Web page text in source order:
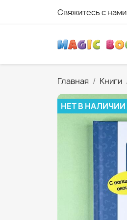
Свяжитесь с нами
Главная Книги
НЕТ В НАЛИЧИИ